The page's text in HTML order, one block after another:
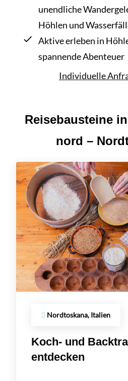
unendliche
Höhlen und
Aktive erleben in
spannende Abenteuer
Individuelle
Reisebausteine
nord –
Nordtoskana, Italien
Koch- und
entdecken